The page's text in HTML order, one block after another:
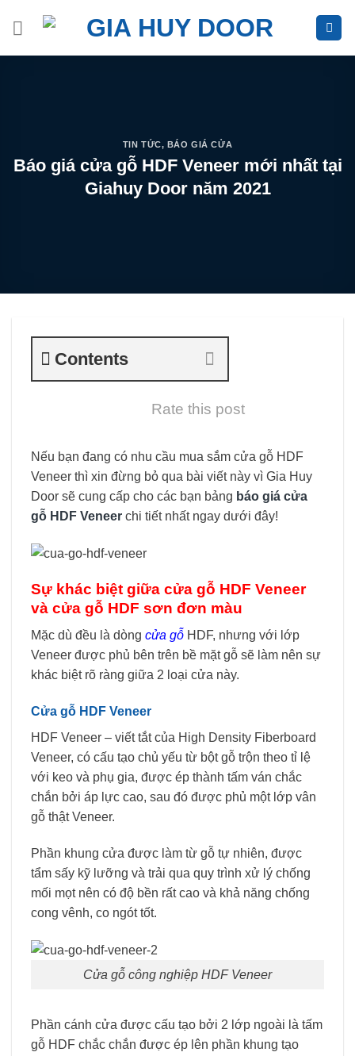
TIN TỨC, BÁO GIÁ CỬA
Báo giá cửa gỗ HDF Veneer mới nhất tại
Giahuy Door năm 2021
Contents
Rate this post
Nếu bạn đang có nhu cầu mua sắm cửa gỗ HDF
Veneer thì xin đừng bỏ qua bài viết này vì Gia Huy
Door sẽ cung cấp cho các bạn bảng báo giá cửa
gỗ HDF Veneer chi tiết nhất ngay dưới đây!
Sự khác biệt giữa cửa gỗ HDF Veneer
và cửa gỗ HDF sơn đơn màu
Mặc dù đều là dòng cửa gỗ HDF, nhưng với lớp
Veneer được phủ bên trên bề mặt gỗ sẽ làm nên sự
khác biệt rõ ràng giữa 2 loại cửa này.
Cửa gỗ HDF Veneer
HDF Veneer – viết tắt của High Density Fiberboard
Veneer, có cấu tạo chủ yếu từ bột gỗ trộn theo tỉ lệ
với keo và phụ gia, được ép thành tấm ván chắc
chắn bởi áp lực cao, sau đó được phủ một lớp vân
gỗ thật Veneer.
Phần khung cửa được làm từ gỗ tự nhiên, được
tẩm sấy kỹ lưỡng và trải qua quy trình xử lý chống
mối mọt nên có độ bền rất cao và khả năng chống
cong vênh, co ngót tốt.
Cửa gỗ công nghiệp HDF Veneer
Phần cánh cửa được cấu tạo bởi 2 lớp ngoài là tấm
gỗ HDF chắc chắn được ép lên phần khung tạo